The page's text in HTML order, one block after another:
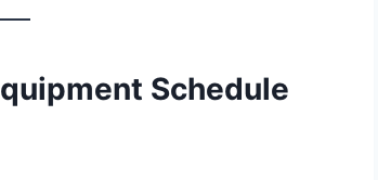
Schedule